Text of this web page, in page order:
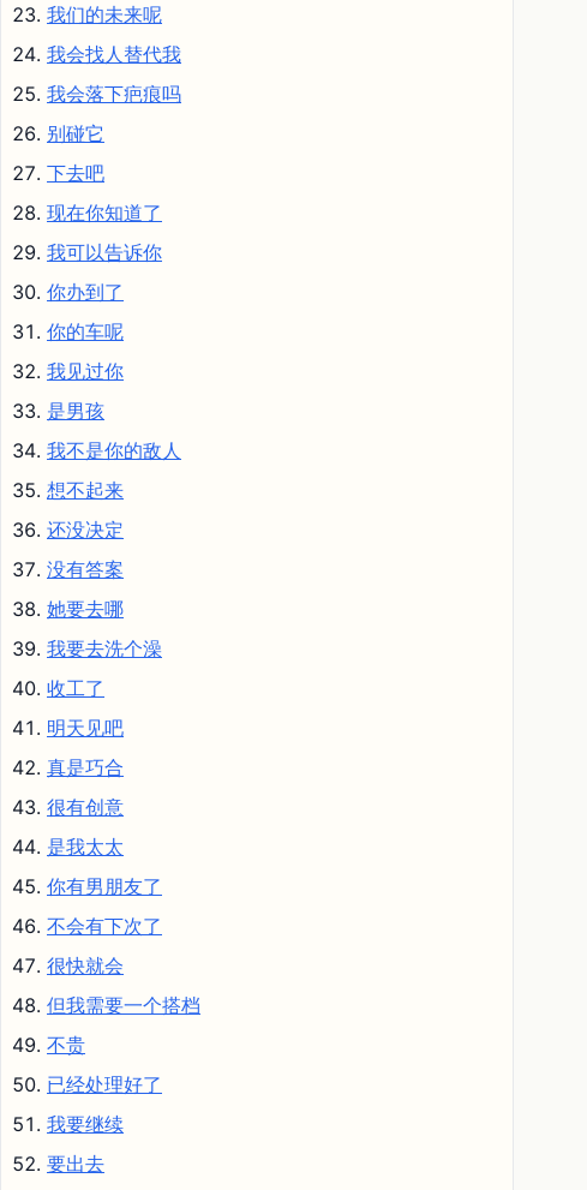
我们的未来呢
我会找人替代我
我会落下疤痕吗
别碰它
下去吧
现在你知道了
我可以告诉你
你办到了
你的车呢
我见过你
是男孩
我不是你的敌人
想不起来
还没决定
没有答案
她要去哪
我要去洗个澡
收工了
明天见吧
真是巧合
很有创意
是我太太
你有男朋友了
不会有下次了
很快就会
但我需要一个搭档
不贵
已经处理好了
我要继续
要出去